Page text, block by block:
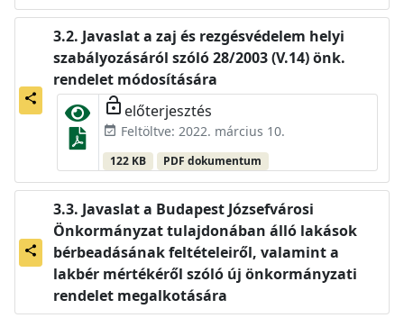
share
Javaslat a zaj és rezgésvédelem helyi
szabályozásáról szóló 28/2003 (V.14) önk.
rendelet módosítására
lock_open előterjesztés
event_available Feltöltve: 2022. március 10.
122 KB PDF dokumentum
share
Javaslat a Budapest Józsefvárosi
Önkormányzat tulajdonában álló lakások
bérbeadásának feltételeiről, valamint a
lakbér mértékéről szóló új önkormányzati
rendelet megalkotására